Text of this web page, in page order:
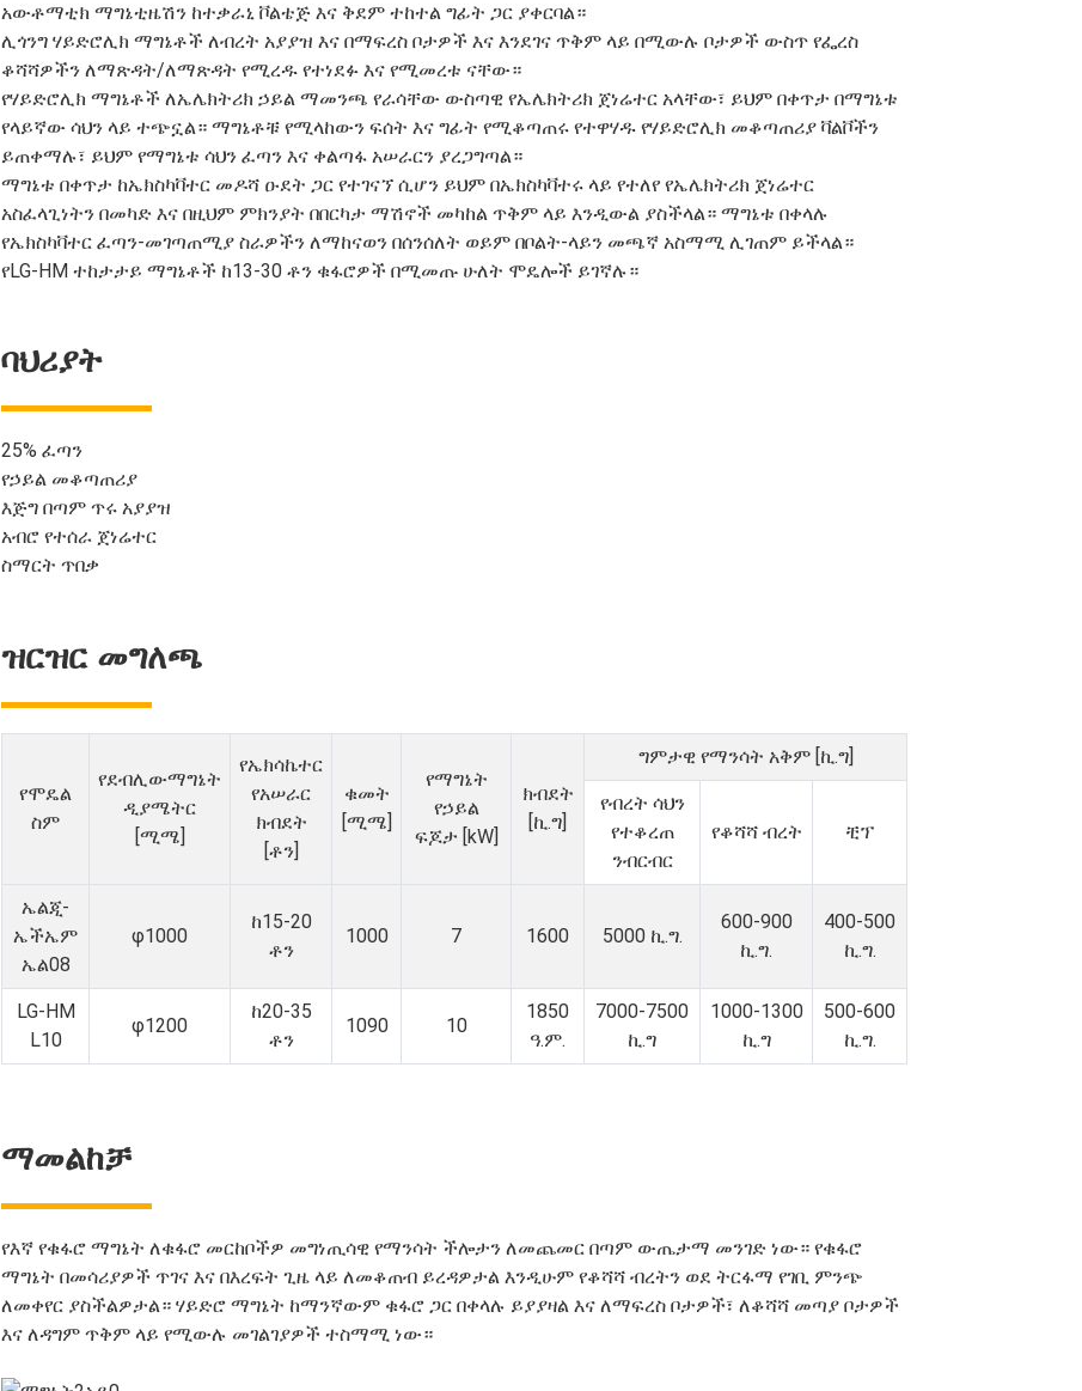
አውቶማቲክ ማግኔቲዜሽን ከተቃራኒ ቮልቴጅ እና ቅደም ተከተል ግፊት ጋር ያቀርባል።
ሊጎንግ ሃይድሮሊክ ማግኔቶች ለብረት አያያዝ እና በማፍረስ ቦታዎች እና እንደገና ጥቅም ላይ በሚውሉ ቦታዎች ውስጥ የፌረስ
ቆሻሻዎችን ለማጽዳት/ለማጽዳት የሚረዱ የተነደፉ እና የሚመረቱ ናቸው።
የሃይድሮሊክ ማግኔቶች ለኤሌክትሪክ ኃይል ማመንጫ የራሳቸው ውስጣዊ የኤሌክትሪክ ጀነሬተር አላቸው፣ ይህም በቀጥታ በማግኔቱ
የላይኛው ሳህን ላይ ተጭኗል። ማግኔቶቹ የሚላከውን ፍሰት እና ግፊት የሚቆጣጠሩ የተዋሃዱ የሃይድሮሊክ መቆጣጠሪያ ቫልቮችን
ይጠቀማሉ፣ ይህም የማግኔቱ ሳህን ፈጣን እና ቀልጣፋ አሠራርን ያረጋግጣል።
ማግኔቱ በቀጥታ ከኤክስካቫተር መዶሻ ዑደት ጋር የተገናኘ ሲሆን ይህም በኤክስካቫተሩ ላይ የተለየ የኤሌክትሪክ ጀነሬተር
አስፈላጊነትን በመካድ እና በዚህም ምክንያት በበርካታ ማሽኖች መካከል ጥቅም ላይ እንዲውል ያስችላል። ማግኔቱ በቀላሉ
የኤክስካቫተር ፈጣን-መገጣጠሚያ ስራዎችን ለማከናወን በሰንሰለት ወይም በቦልት-ላይን መጫኛ አስማሚ ሊገጠም ይችላል።
የLG-HM ተከታታይ ማግኔቶች ከ13-30 ቶን ቁፋሮዎች በሚመጡ ሁለት ሞዴሎች ይገኛሉ።
ባህሪያት
25% ፈጣን
የኃይል መቆጣጠሪያ
እጅግ በጣም ጥሩ አያያዝ
አብሮ የተሰራ ጀነሬተር
ስማርት ጥበቃ
ዝርዝር መግለጫ
የሞዴል
ስም
የደብሊውማግኔት
ዲያሜትር
[ሚሜ]
የኤክሳኬተር
የአሠራር
ክብደት
[ቶን]
ቁመት
[ሚሜ]
የማግኔት
የኃይል
ፍጆታ [kW]
ክብደት
[ኪ.ግ]
ግምታዊ የማንሳት አቅም [ኪ.ግ]
የብረት ሳህን
የተቆረጠ
ንብርብር
የቆሻሻ ብረት ቺፕ
ኤልጂ-
ኤችኤም
ኤል08
φ1000
ከ15-20
ቶን
1000 7 1600 5000 ኪ.ግ.
600-900
ኪ.ግ.
400-500
ኪ.ግ.
LG-HM
L10
φ1200
ከ20-35
ቶን
1090 10
1850
ዓ.ም.
7000-7500
ኪ.ግ
1000-1300
ኪ.ግ
500-600
ኪ.ግ.
ማመልከቻ
የእኛ የቁፋሮ ማግኔት ለቁፋሮ መርከቦችዎ መግነጢሳዊ የማንሳት ችሎታን ለመጨመር በጣም ውጤታማ መንገድ ነው። የቁፋሮ
ማግኔት በመሳሪያዎች ጥገና እና በእረፍት ጊዜ ላይ ለመቆጠብ ይረዳዎታል እንዲሁም የቆሻሻ ብረትን ወደ ትርፋማ የገቢ ምንጭ
ለመቀየር ያስችልዎታል። ሃይድሮ ማግኔት ከማንኛውም ቁፋሮ ጋር በቀላሉ ይያያዛል እና ለማፍረስ ቦታዎች፣ ለቆሻሻ መጣያ ቦታዎች
እና ለዳግም ጥቅም ላይ የሚውሉ መገልገያዎች ተስማሚ ነው።